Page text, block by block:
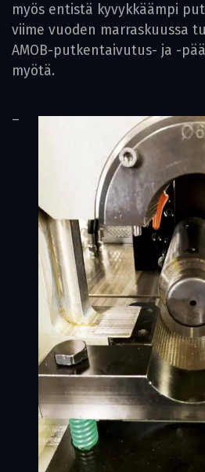
myös entistä kyvykkäämpi
viime vuoden marraskuussa
AMOB-putkentaivutus- ja -
myötä.
–